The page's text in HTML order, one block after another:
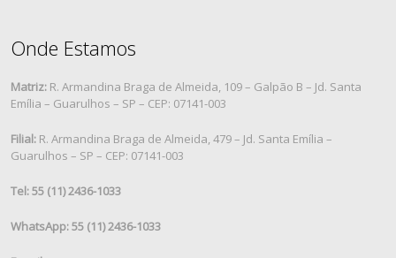
Onde Estamos
Matriz: R. Armandina Braga de Almeida, 109 – Galpão B – Jd. Santa
Emília – Guarulhos – SP – CEP: 07141-003
Filial: R. Armandina Braga de Almeida, 479 – Jd. Santa Emília –
Guarulhos – SP – CEP: 07141-003
Tel: 55 (11) 2436-1033
WhatsApp: 55 (11) 2436-1033